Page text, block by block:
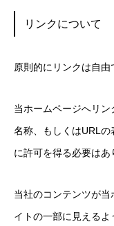
リンクについて
原則的にリンクは自由
当ホームページへリ
名称、もしくはURL
に許可を得る必要はあ
当社のコンテンツが
イトの一部に見えるよ